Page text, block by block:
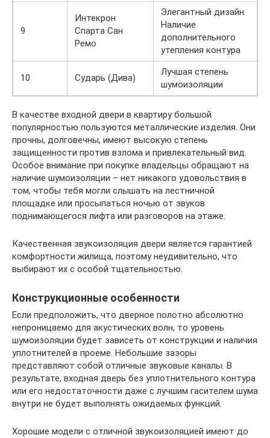
9
Интекрон
Спарта Сан
Ремо
Элегантный дизайн.
Наличие
дополнительного
утепления контура
10 Сударь (Дива)
Лучшая степень
шумоизоляции
В качестве входной двери в квартиру большой
популярностью пользуются металлические изделия. Они
прочны, долговечны, имеют высокую степень
защищенности против взлома и привлекательный вид.
Особое внимание при покупке владельцы обращают на
наличие шумоизоляции – нет никакого удовольствия в
том, чтобы тебя могли слышать на лестничной
площадке или просыпаться ночью от звуков
поднимающегося лифта или разговоров на этаже.
Качественная звукоизоляция двери является гарантией
комфортности жилища, поэтому неудивительно, что
выбирают их с особой тщательностью.
Конструкционные особенности
Если предположить, что дверное полотно абсолютно
непроницаемо для акустических волн, то уровень
шумоизоляции будет зависеть от конструкции и наличия
уплотнителей в проеме. Небольшие зазоры
представляют собой отличные звуковые каналы. В
результате, входная дверь без уплотнительного контура
или его недостаточности даже с лучшим гасителем шума
внутри не будет выполнять ожидаемых функций.
Хорошие модели с отличной звукоизоляцией имеют до